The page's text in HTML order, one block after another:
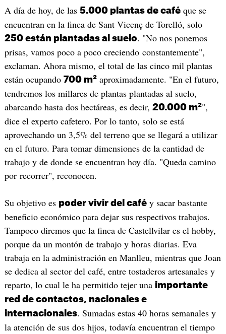
A día de hoy, de las 5.000 plantas de caféque se
encuentran en la finca de Sant Vicenç de Torelló, solo
250 están plantadas al suelo. "No nos ponemos
prisas, vamos poco a poco creciendo constantemente",
exclaman. Ahora mismo, el total de las cinco mil plantas
están ocupando 700 m²aproximadamente. "En el futuro,
tendremos los millares de plantas plantadas al suelo,
abarcando hasta dos hectáreas, es decir, 20.000 m²",
dice el experto cafetero. Por lo tanto, solo se está
aprovechando un 3,5% del terreno que se llegará a utilizar
en el futuro. Para tomar dimensiones de la cantidad de
trabajo y de donde se encuentran hoy día. "Queda camino
por recorrer", reconocen.
Su objetivo es poder vivir del caféy sacar bastante
beneficio económico para dejar sus respectivos trabajos.
Tampoco diremos que la finca de Castellvilar es el hobby,
porque da un montón de trabajo y horas diarias. Eva
trabaja en la administración en Manlleu, mientras que Joan
se dedica al sector del café, entre tostaderos artesanales y
reparto, lo cual le ha permitido tejer una importante
red de contactos, nacionales e
internacionales. Sumadas estas 40 horas semanales y
la atención de sus dos hijos, todavía encuentran el tiempo